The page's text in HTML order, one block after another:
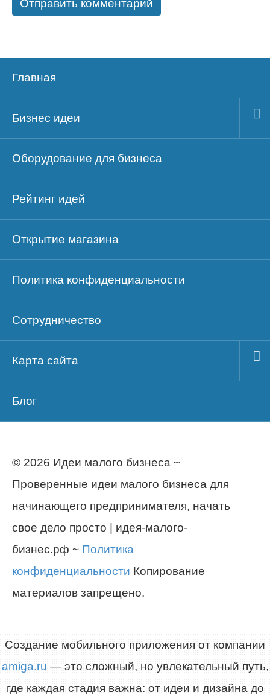
Главная
Бизнес идеи
Оборудование для бизнеса
Рейтинг идей
Открытие магазина
Политика конфиденциальности
Сотрудничество
Карта сайта
Блог
© 2026 Идеи малого бизнеса ~
Проверенные идеи малого бизнеса для
начинающего предпринимателя, начать
свое дело просто | идея-малого-
бизнес.рф ~ Политика
конфиденциальности Копирование
материалов запрещено.
Создание мобильного приложения от компании
amiga.ru — это сложный, но увлекательный путь,
где каждая стадия важна: от идеи и дизайна до